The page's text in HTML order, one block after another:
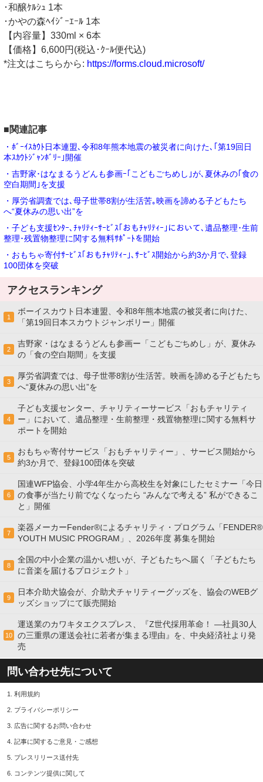
･和醸ｹﾙｼｭ 1本
･かやの森ﾍｲｼﾞｰｴｰﾙ 1本
【内容量】330ml × 6本
【価格】6,600円(税込･ｸｰﾙ便代込)
*注文はこちらから: https://forms.cloud.microsoft/
■関連記事
・ﾎﾞｰｲｽｶｳﾄ日本連盟､令和8年熊本地震の被災者に向けた､｢第19回日
本ｽｶｳﾄｼﾞｬﾝﾎﾞﾘｰ｣開催
・吉野家･はなまるうどんも参画ｰ｢こどもごちめし｣が､夏休みの｢食の
空白期間｣を支援
・厚労省調査では､母子世帯8割が生活苦｡映画を諦める子どもたち
へ“夏休みの思い出”を
・子ども支援ｾﾝﾀｰ､ﾁｬﾘﾃｨｰｻｰﾋﾞｽ｢おもﾁｬﾘﾃｨｰ｣において､遺品整理･生前
整理･残置物整理に関する無料ｻﾎﾟｰﾄを開始
・おもちゃ寄付ｻｰﾋﾞｽ｢おもﾁｬﾘﾃｨｰ｣､ｻｰﾋﾞｽ開始から約3か月で､登録
100団体を突破
アクセスランキング
1
ボーイスカウト日本連盟、令和8年熊本地震の被災者に向けた、
「第19回日本スカウトジャンボリー」開催
2
吉野家・はなまるうどんも参画ー「こどもごちめし」が、夏休み
の「食の空白期間」を支援
3
厚労省調査では、母子世帯8割が生活苦。映画を諦める子どもたち
へ“夏休みの思い出”を
4
子ども支援センター、チャリティーサービス「おもチャリティ
ー」において、遺品整理・生前整理・残置物整理に関する無料サ
ポートを開始
5
おもちゃ寄付サービス「おもチャリティー」、サービス開始から
約3か月で、登録100団体を突破
6
国連WFP協会、小学4年生から高校生を対象にしたセミナー「今日
の食事が当たり前でなくなったら “みんなで考える” 私ができるこ
と」開催
7
楽器メーカーFender®によるチャリティ・プログラム「FENDER®︎
YOUTH MUSIC PROGRAM」、2026年度 募集を開始
8
全国の中小企業の温かい想いが、子どもたちへ届く「子どもたち
に音楽を届けるプロジェクト」
9
日本介助犬協会が、介助犬チャリティーグッズを、協会のWEBグ
ッズショップにて販売開始
10
運送業のカワキタエクスプレス、『Z世代採用革命！ ―社員30人
の三重県の運送会社に若者が集まる理由』を、中央経済社より発
売
問い合わせ先について
1. 利用規約
2. プライバシーポリシー
3. 広告に関するお問い合わせ
4. 記事に関するご意見・ご感想
5. プレスリリース送付先
6. コンテンツ提供に関して